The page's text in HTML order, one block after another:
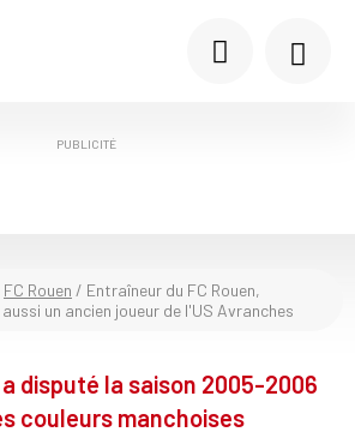
PUBLICITÉ
FC Rouen / Entraîneur du FC Rouen,
un ancien joueur de l'US Avranches
disputé la saison 2005-2006
couleurs manchoises